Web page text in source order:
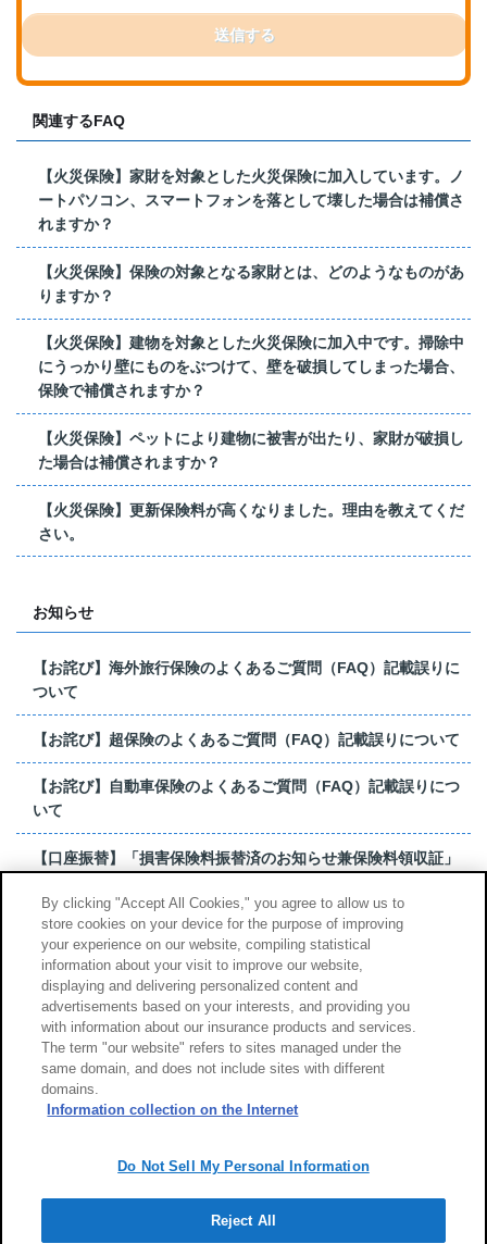
送信する
関連するFAQ
【火災保険】家財を対象とした火災保険に加入しています。ノ
ートパソコン、スマートフォンを落として壊した場合は補償さ
れますか？
【火災保険】保険の対象となる家財とは、どのようなものがあ
りますか？
【火災保険】建物を対象とした火災保険に加入中です。掃除中
にうっかり壁にものをぶつけて、壁を破損してしまった場合、
保険で補償されますか？
【火災保険】ペットにより建物に被害が出たり、家財が破損し
た場合は補償されますか？
【火災保険】更新保険料が高くなりました。理由を教えてくだ
さい。
お知らせ
【お詫び】海外旅行保険のよくあるご質問（FAQ）記載誤りに
ついて
【お詫び】超保険のよくあるご質問（FAQ）記載誤りについて
【お詫び】自動車保険のよくあるご質問（FAQ）記載誤りにつ
いて
【口座振替】「損害保険料振替済のお知らせ兼保険料領収証」
【お詫び】超保険のよくあるご質問（FAQ）記載誤りについて
もっと見る
サイトのご利用について
勧誘方針
Copyright (c) Tokio Marine & Nichido Fire Insurance Co., Ltd.
By clicking "Accept All Cookies," you agree to allow us to
store cookies on your device for the purpose of improving
your experience on our website, compiling statistical
information about your visit to improve our website,
displaying and delivering personalized content and
advertisements based on your interests, and providing you
with information about our insurance products and services.
The term "our website" refers to sites managed under the
same domain, and does not include sites with different
domains.
Information collection on the Internet
Do Not Sell My Personal Information
Reject All